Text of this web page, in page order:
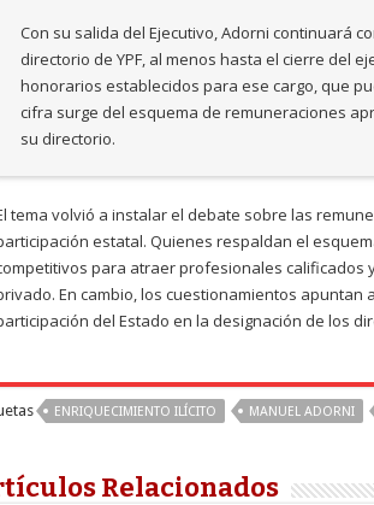
Con su salida del Ejecutivo, Adorni continuará
directorio de YPF, al menos hasta el cierre del
honorarios establecidos para ese cargo, que
cifra surge del esquema de remuneraciones
su directorio.
tema volvió a instalar el debate sobre las
estatal. Quienes respaldan el
para atraer profesionales calificados
En cambio, los cuestionamientos
del Estado en la designación de los
ENRIQUECIMIENTO ILÍCITO MANUEL ADORNI
Relacionados